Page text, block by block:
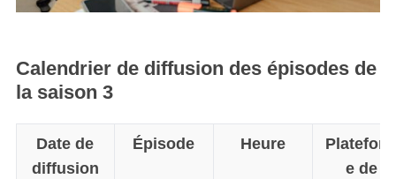
Calendrier de diffusion des épisodes de
la saison 3
Date de
diffusion
Épisode Heure
e de